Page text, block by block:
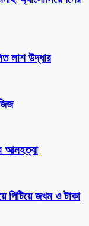
লাশ উদ্ধার
আত্মহত্যা
পিটিয়ে জখম ও টাকা